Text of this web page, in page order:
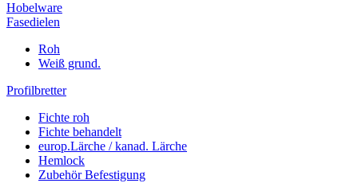
Hobelware
Fasedielen
Roh
Weiß grund.
Profilbretter
Fichte roh
Fichte behandelt
europ.Lärche / kanad. Lärche
Hemlock
Zubehör Befestigung